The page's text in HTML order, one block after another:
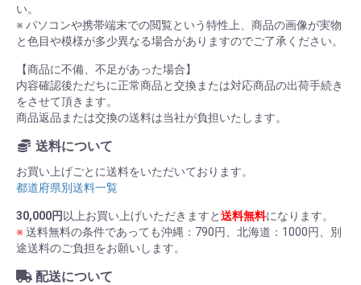
い。
※ パソコンや携帯端末での閲覧という特性上、商品の画像が実物
と色目や模様が多少異なる場合がありますのでご了承ください。
【商品に不備、不足があった場合】
内容確認後ただちに正常商品と交換または対応商品の出荷手続き
をさせて頂きます。
商品返品または交換の送料は当社が負担いたします。
送料について
お買い上げごとに送料をいただいております。
都道府県別送料一覧
30,000円 以上お買い上げいただきますと送料無料になります。
※ 送料無料の条件であっても沖縄：790円、北海道：1000円、別
途送料のご負担をお願いします。
配送について